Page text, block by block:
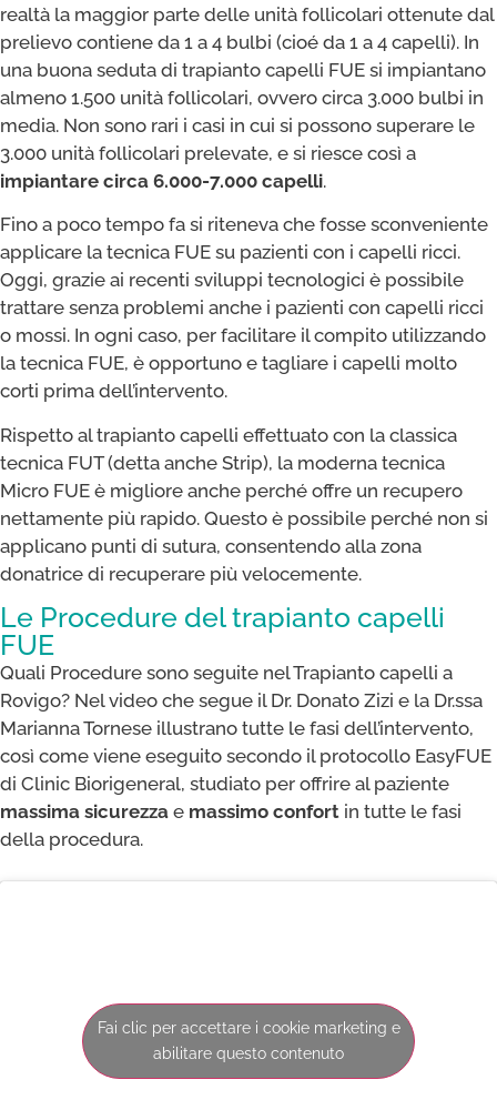
realtà la maggior parte delle unità follicolari ottenute dal
prelievo contiene da 1 a 4 bulbi (cioé da 1 a 4 capelli). In
una buona seduta di trapianto capelli FUE si impiantano
almeno 1.500 unità follicolari, ovvero circa 3.000 bulbi in
media. Non sono rari i casi in cui si possono superare le
3.000 unità follicolari prelevate, e si riesce così a
impiantare circa 6.000-7.000 capelli.
Fino a poco tempo fa si riteneva che fosse sconveniente
applicare la tecnica FUE su pazienti con i capelli ricci.
Oggi, grazie ai recenti sviluppi tecnologici è possibile
trattare senza problemi anche i pazienti con capelli ricci
o mossi. In ogni caso, per facilitare il compito utilizzando
la tecnica FUE, è opportuno e tagliare i capelli molto
corti prima dell’intervento.
Rispetto al trapianto capelli effettuato con la classica
tecnica FUT (detta anche Strip), la moderna tecnica
Micro FUE è migliore anche perché offre un recupero
nettamente più rapido. Questo è possibile perché non si
applicano punti di sutura, consentendo alla zona
donatrice di recuperare più velocemente.
Le Procedure del trapianto capelli
FUE
Quali Procedure sono seguite nel Trapianto capelli a
Rovigo? Nel video che segue il Dr. Donato Zizi e la Dr.ssa
Marianna Tornese illustrano tutte le fasi dell’intervento,
così come viene eseguito secondo il protocollo EasyFUE
di Clinic Biorigeneral, studiato per offrire al paziente
massima sicurezza e massimo confort in tutte le fasi
della procedura.
Fai clic per accettare i cookie marketing e
abilitare questo contenuto